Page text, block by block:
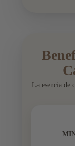
La esencia de